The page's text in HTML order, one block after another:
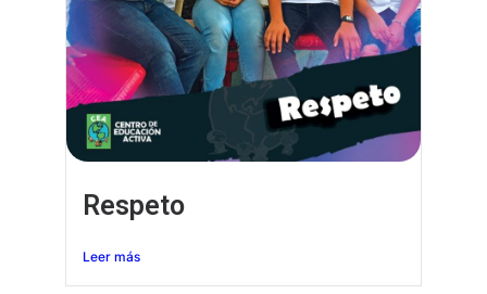
Respeto
Leer más